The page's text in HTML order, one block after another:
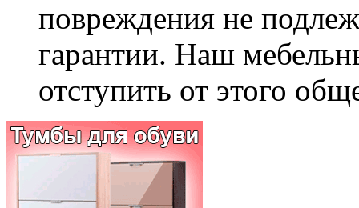
повреждения не
гарантии. Наш
отступить от этого